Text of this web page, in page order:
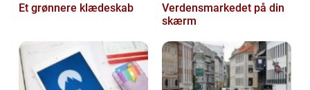
Et grønnere klædeskab
Verdensmarkedet på din
skærm